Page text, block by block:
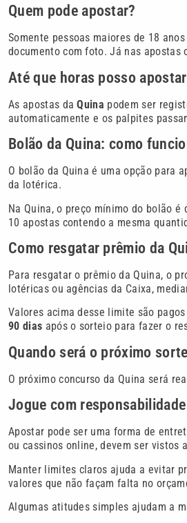
Quem pode apostar?
Somente pessoas maiores de 18
documento com foto. Já nas
Até que horas posso
As apostas daQuina podem ser
automaticamente e os palpites
Bolão da Quina: como
O bolão da Quina é uma opção para
da lotérica.
Na Quina, o preço mínimo do bolão é
10 apostas contendo a mesma
Como resgatar prêmio da
Para resgatar o prêmio da Quina, o
lotéricas ou agências da Caixa,
Valores acima desse limite são
90 dias após o sorteio para fazer o
Quando será o próximo
O próximo concurso da Quina será
Jogue com responsabilidade
Apostar pode ser uma forma de
ou cassinos online, devem ser vistos
Manter limites claros ajuda a evitar
valores que não façam falta no
Algumas atitudes simples ajudam a